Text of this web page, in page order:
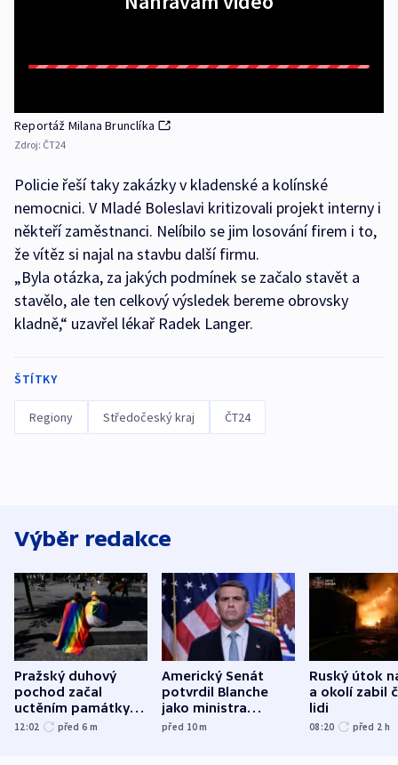
Reportáž Milana Brunclíka
Zdroj: ČT24
Policie řeší taky zakázky v kladenské a kolínské
nemocnici. V Mladé Boleslavi kritizovali projekt interny i
někteří zaměstnanci. Nelíbilo se jim losování firem i to,
že vítěz si najal na stavbu další firmu.
„Byla otázka, za jakých podmínek se začalo stavět a
stavělo, ale ten celkový výsledek bereme obrovsky
kladně,“ uzavřel lékař Radek Langer.
ŠTÍTKY
Regiony Středočeský kraj ČT24
Výběr redakce
Pražský duhový
pochod začal
uctěním památky
obětí berlínského
12:02 před 6 m
Americký Senát
potvrdil Blanche
jako ministra
spravedlnosti
před 10m
Ruský útok
a okolí zabil
lidi
08:20 před 2 h